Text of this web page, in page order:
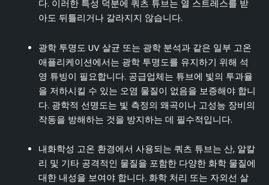
다. 이러한 특성 덕분에 쿼츠 튜브는 열 스트레스를 받
아도 뒤틀리거나 갈라지지 않습니다.
광학 투명도 UV 살균 또는 광학 분석과 같은 일부 고온
애플리케이션에서는 광학 투명도를 유지하기 위해 석
영 튜빙이 필요합니다. 공급업체는 튜브에 빛의 투과율
을 저하시킬 수 있는 오염 물질이 없음을 보증해야 합니
다. 광학적 선명도는 빛 측정의 왜곡이나 고성능 장비의
작동을 방해하는 것을 방지하는 데 필수적입니다.
내화학성 고온 환경에서 사용되는 쿼츠 튜브는 산, 알칼
리 및 기타 공격적인 물질을 포함한 다양한 화학 물질에
대한 내성을 보여야 합니다. 화학 처리 또는 자외선 살